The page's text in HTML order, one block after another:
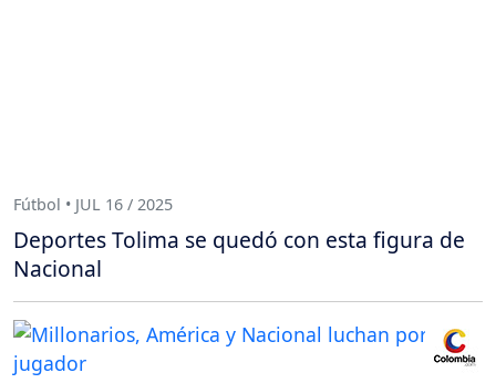
Fútbol • JUL 16 / 2025
Deportes Tolima se quedó con esta figura de
Nacional